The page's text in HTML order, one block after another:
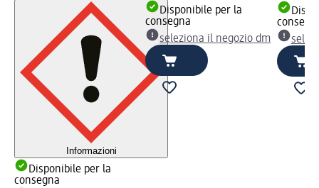
Informazioni
Disponibile per la
consegna
Disponibile per la
consegna
seleziona il negozio dm